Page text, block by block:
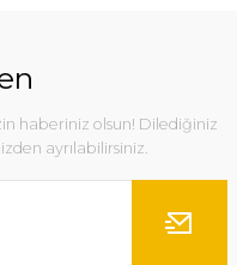
haberiniz olsun! Dilediğiniz
ayrılabilirsiniz.